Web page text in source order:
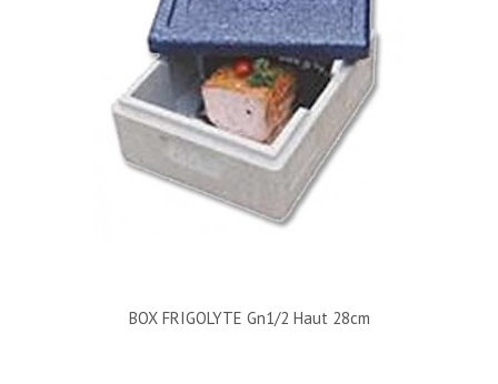
BOX FRIGOLYTE Gn1/2 Haut 28cm